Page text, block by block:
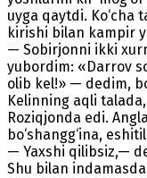
uyga qaytdi. Ko‘cha
kirishi bilan kampir
— Sobirjonni ikki
yubordim: «Darrov
olib kel!» — dedim,
Kelinning aqli
Roziqjonda edi.
bo‘shangg‘ina,
— Yaxshi qilibsiz,—
Shu bilan